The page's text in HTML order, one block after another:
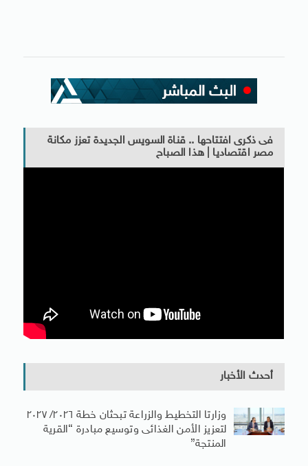
فى ذكرى افتتاحها .. قناة السويس الجديدة تعزز مكانة
مصر اقتصاديا | هذا الصباح
أحدث الأخبار
وزارتا التخطيط والزراعة تبحثان خطة ٢٠٢٦/ ٢٠٢٧
لتعزيز الأمن الغذائى وتوسيع مبادرة “القرية
المنتجة”